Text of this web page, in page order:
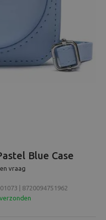
Blue Case
vraag
| 8720094751962